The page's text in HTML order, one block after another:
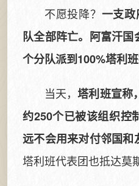
不愿投降？ 一支
队全部阵亡。阿富汗
个分队派到100%塔利
当天，塔利班宣称
约250个已被该组织控
远不会用来对付邻国和
塔利班代表团也抵达莫